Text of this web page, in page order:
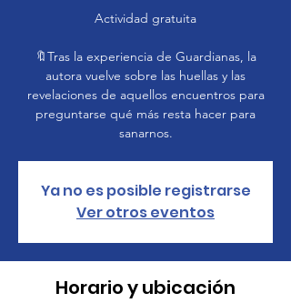
Actividad gratuita
🔖Tras la experiencia de Guardianas, la
autora vuelve sobre las huellas y las
revelaciones de aquellos encuentros para
preguntarse qué más resta hacer para
sanarnos.
Ya no es posible registrarse
Ver otros eventos
Horario y ubicación